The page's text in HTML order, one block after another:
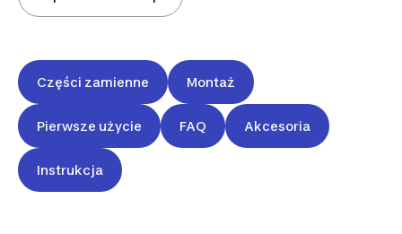
Części zamienne Montaż
Pierwsze użycie FAQ Akcesoria
Instrukcja